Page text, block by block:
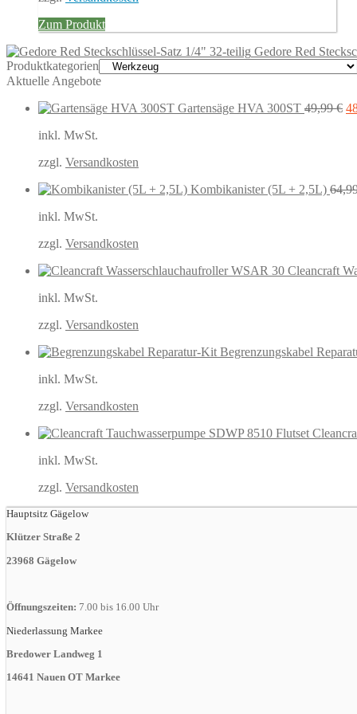
Zum Produkt
Gedore Red
Produktkategorien
Aktuelle Angebote
Gartensäge HVA 300ST 49,99€
inkl. MwSt.
zzgl. Versandkosten
Kombikanister (5L + 2,5L)
inkl. MwSt.
zzgl. Versandkosten
Cleancraft
inkl. MwSt.
zzgl. Versandkosten
Begrenzungskabel
inkl. MwSt.
zzgl. Versandkosten
inkl. MwSt.
zzgl. Versandkosten
Hauptsitz Gägelow
Klützer Straße 2
23968 Gägelow
Öffnungszeiten: 7.00 bis 16.00 Uhr
Niederlassung Markee
Bredower Landweg 1
14641 Nauen OT Markee